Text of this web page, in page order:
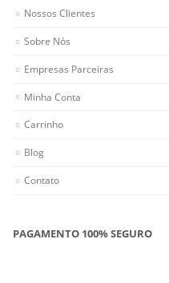
Nossos Clientes
Sobre Nós
Empresas Parceiras
Minha Conta
Carrinho
Blog
Contato
PAGAMENTO 100% SEGURO